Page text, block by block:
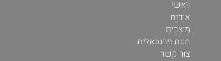
ראשי
אודות
מוצרים
חנות וירטואלית
צור קשר